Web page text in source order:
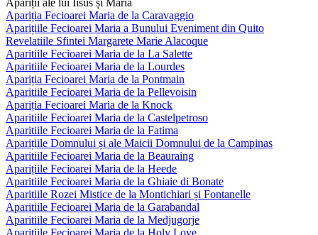
Apariția Fecioarei Maria de la Caravaggio
Aparițiile Fecioarei Maria a Bunului Eveniment din Quito
Revelatiile Sfintei Margarete Marie Alacoque
Aparitiile Fecioarei Maria de la La Salette
Aparitiile Fecioarei Maria de la Lourdes
Apariția Fecioarei Maria de la Pontmain
Aparitiile Fecioarei Maria de la Pellevoisin
Apariția Fecioarei Maria de la Knock
Aparitiile Fecioarei Maria de la Castelpetroso
Aparitiile Fecioarei Maria de la Fatima
Aparițiile Domnului și ale Maicii Domnului de la Campinas
Aparitiile Fecioarei Maria de la Beauraing
Aparițiile Fecioarei Maria de la Heede
Aparitiile Fecioarei Maria de la Ghiaie di Bonate
Aparitiile Rozei Mistice de la Montichiari și Fontanelle
Aparitiile Fecioarei Maria de la Garabandal
Aparitiile Fecioarei Maria de la Medjugorje
Aparitiile Fecioarei Maria de la Holy Love